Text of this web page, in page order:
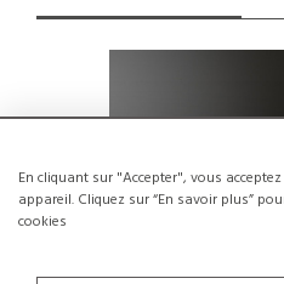
En cliquant sur "Accepter", vous
appareil. Cliquez sur “En savoir plus”
cookies